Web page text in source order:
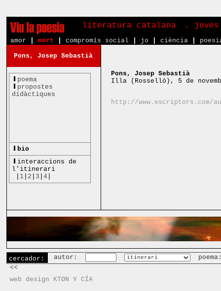
literatura catalana .
amor mort compromís social jo ciència
Pons, Josep Sebastià
poema
propostes
didàctiques
bio
interaccions de
l'itinerari
1 2 3 |4
Pons, Josep Sebastià
Illa (Rosselló), 5 de
http://www.escriptors.com/
cercador: autor:
<<
web design KTON Y CÍA